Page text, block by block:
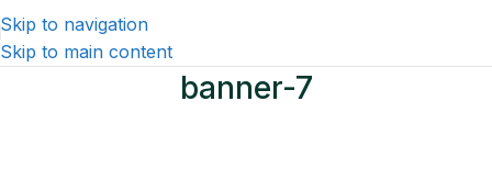
Skip to navigation
Skip to main content
banner-7